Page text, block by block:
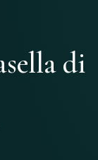
di